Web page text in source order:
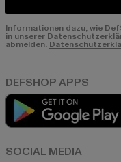
Informationen dazu, wie
in unserer
abmelden.